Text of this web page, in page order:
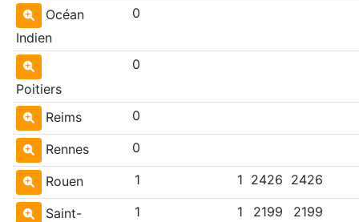
Océan
Indien
0
Poitiers
0
Reims 0
Rennes 0
Rouen 1 1 2426 2426
Saint-
1 1 2199 2199